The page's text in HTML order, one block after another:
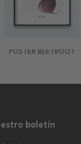
POSTER BEETROOT
boletín